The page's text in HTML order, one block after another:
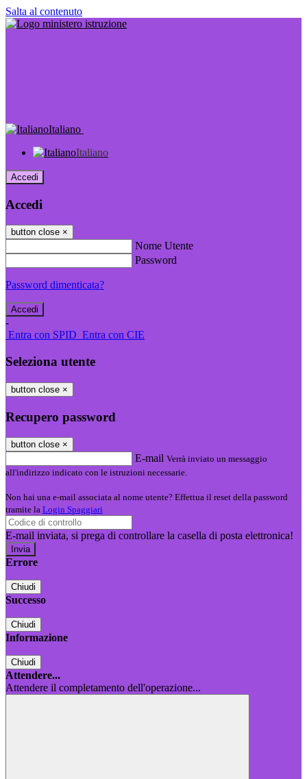
Salta al contenuto
Italiano
Italiano
Accedi
Accedi
button close ×
Nome Utente
Password
Password dimenticata?
-
Entra con SPID Entra con CIE
Seleziona utente
button close ×
Recupero password
button close ×
E-mail Verrà inviato un messaggio
all'indirizzo indicato con le istruzioni necessarie.
Non hai una e-mail associata al nome utente? Effettua il reset della password
tramite la Login Spaggiari
E-mail inviata, si prega di controllare la casella di posta elettronica!
Errore
Chiudi
Successo
Chiudi
Informazione
Chiudi
Attendere...
Attendere il completamento dell'operazione...